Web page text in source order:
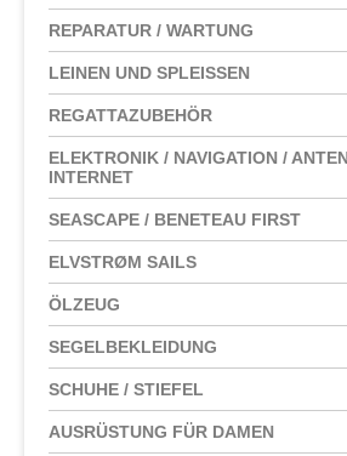
REPARATUR / WARTUNG
LEINEN UND SPLEISSEN
REGATTAZUBEHÖR
ELEKTRONIK / NAVIGATION /
INTERNET
SEASCAPE / BENETEAU FIRST
ELVSTRØM SAILS
ÖLZEUG
SEGELBEKLEIDUNG
SCHUHE / STIEFEL
AUSRÜSTUNG FÜR DAMEN